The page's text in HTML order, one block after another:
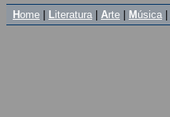
Home Literatura Arte M úsica